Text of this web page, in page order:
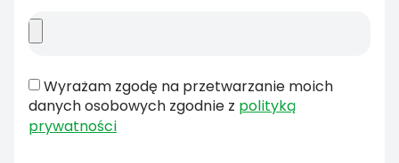
Wyrażam zgodę na przetwarzanie moich
danych osobowych zgodnie z polityką
prywatności